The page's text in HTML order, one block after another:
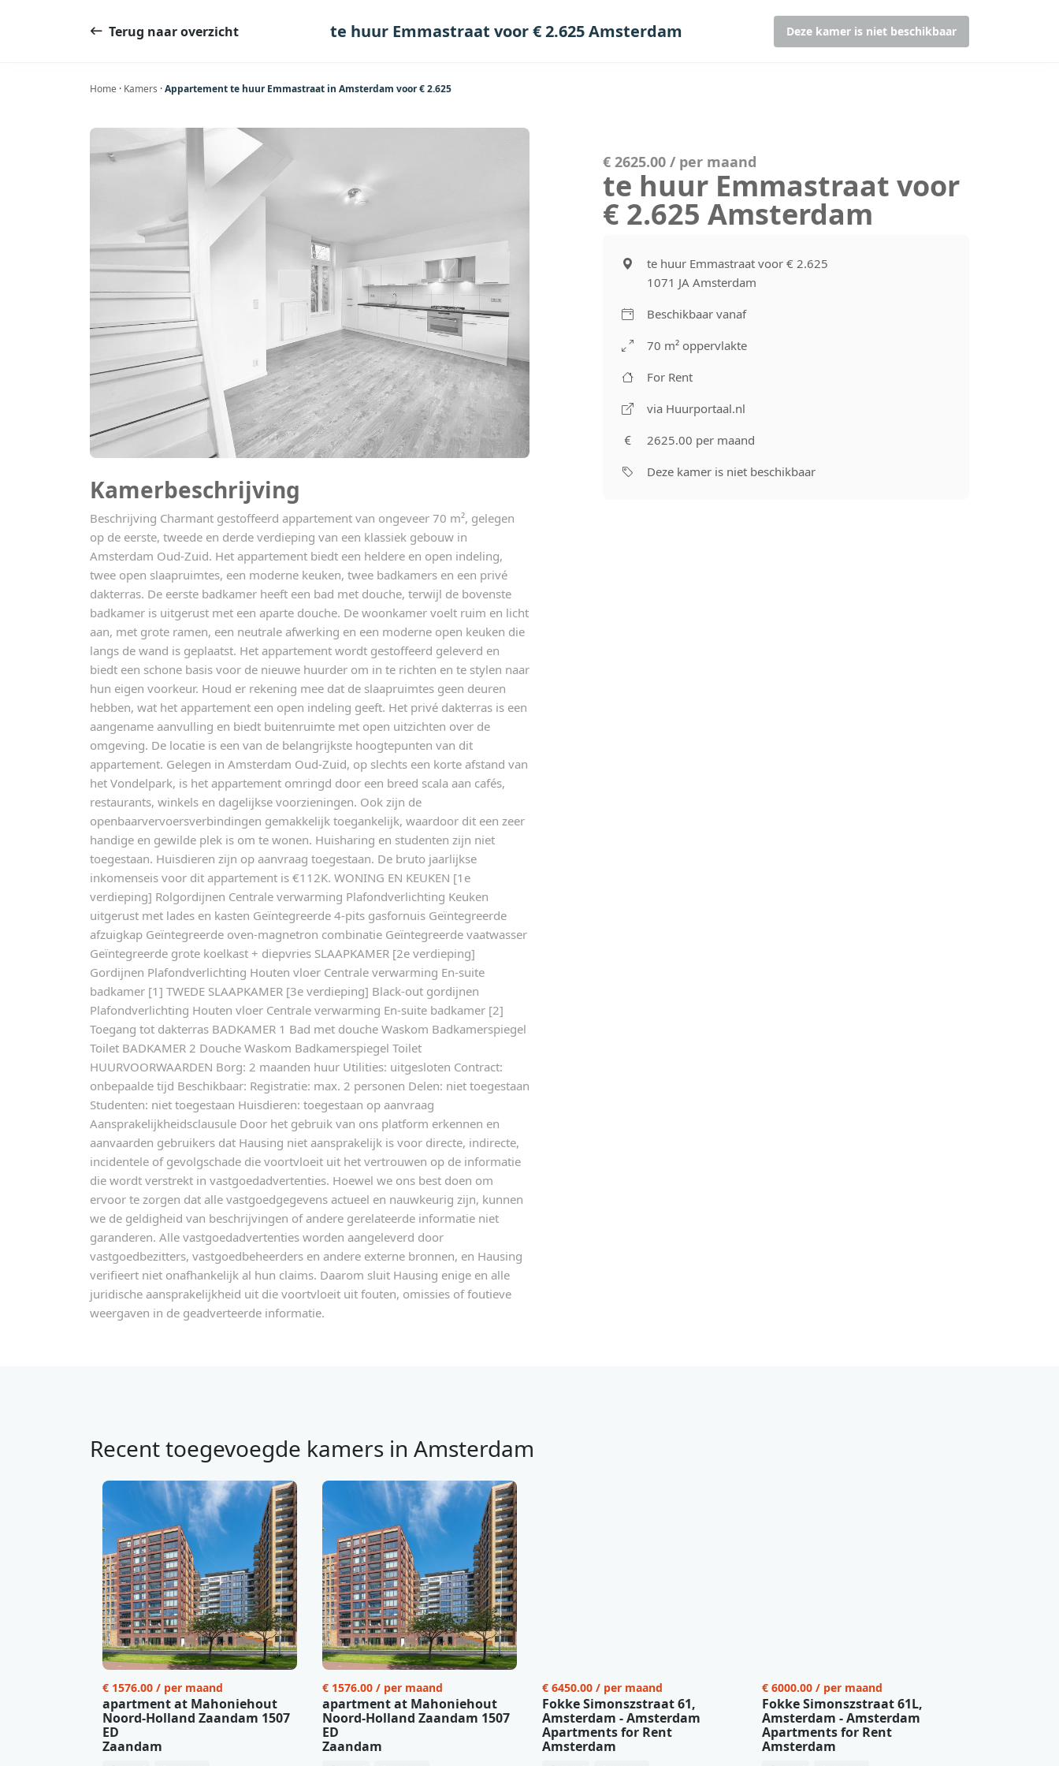
Terug naar overzicht te huur Emmastraat voor € 2.625 Amsterdam Deze kamer is niet beschikbaar
Home · Kamers ·Appartement te huur Emmastraat in Amsterdam voor € 2.625
Kamerbeschrijving
Beschrijving Charmant gestoffeerd appartement van ongeveer 70 m², gelegen
op de eerste, tweede en derde verdieping van een klassiek gebouw in
Amsterdam Oud-Zuid. Het appartement biedt een heldere en open indeling,
twee open slaapruimtes, een moderne keuken, twee badkamers en een privé
dakterras. De eerste badkamer heeft een bad met douche, terwijl de bovenste
badkamer is uitgerust met een aparte douche. De woonkamer voelt ruim en licht
aan, met grote ramen, een neutrale afwerking en een moderne open keuken die
langs de wand is geplaatst. Het appartement wordt gestoffeerd geleverd en
biedt een schone basis voor de nieuwe huurder om in te richten en te stylen naar
hun eigen voorkeur. Houd er rekening mee dat de slaapruimtes geen deuren
hebben, wat het appartement een open indeling geeft. Het privé dakterras is een
aangename aanvulling en biedt buitenruimte met open uitzichten over de
omgeving. De locatie is een van de belangrijkste hoogtepunten van dit
appartement. Gelegen in Amsterdam Oud-Zuid, op slechts een korte afstand van
het Vondelpark, is het appartement omringd door een breed scala aan cafés,
restaurants, winkels en dagelijkse voorzieningen. Ook zijn de
openbaarvervoersverbindingen gemakkelijk toegankelijk, waardoor dit een zeer
handige en gewilde plek is om te wonen. Huisharing en studenten zijn niet
toegestaan. Huisdieren zijn op aanvraag toegestaan. De bruto jaarlijkse
inkomenseis voor dit appartement is €112K. WONING EN KEUKEN [1e
verdieping] Rolgordijnen Centrale verwarming Plafondverlichting Keuken
uitgerust met lades en kasten Geïntegreerde 4-pits gasfornuis Geïntegreerde
afzuigkap Geïntegreerde oven-magnetron combinatie Geïntegreerde vaatwasser
Geïntegreerde grote koelkast + diepvries SLAAPKAMER [2e verdieping]
Gordijnen Plafondverlichting Houten vloer Centrale verwarming En-suite
badkamer [1] TWEDE SLAAPKAMER [3e verdieping] Black-out gordijnen
Plafondverlichting Houten vloer Centrale verwarming En-suite badkamer [2]
Toegang tot dakterras BADKAMER 1 Bad met douche Waskom Badkamerspiegel
Toilet BADKAMER 2 Douche Waskom Badkamerspiegel Toilet
HUURVOORWAARDEN Borg: 2 maanden huur Utilities: uitgesloten Contract:
onbepaalde tijd Beschikbaar: Registratie: max. 2 personen Delen: niet toegestaan
Studenten: niet toegestaan Huisdieren: toegestaan op aanvraag
Aansprakelijkheidsclausule Door het gebruik van ons platform erkennen en
aanvaarden gebruikers dat Hausing niet aansprakelijk is voor directe, indirecte,
incidentele of gevolgschade die voortvloeit uit het vertrouwen op de informatie
die wordt verstrekt in vastgoedadvertenties. Hoewel we ons best doen om
ervoor te zorgen dat alle vastgoedgegevens actueel en nauwkeurig zijn, kunnen
we de geldigheid van beschrijvingen of andere gerelateerde informatie niet
garanderen. Alle vastgoedadvertenties worden aangeleverd door
vastgoedbezitters, vastgoedbeheerders en andere externe bronnen, en Hausing
verifieert niet onafhankelijk al hun claims. Daarom sluit Hausing enige en alle
juridische aansprakelijkheid uit die voortvloeit uit fouten, omissies of foutieve
weergaven in de geadverteerde informatie.
€ 2625.00 / per maand
te huur Emmastraat voor
€ 2.625 Amsterdam
te huur Emmastraat voor € 2.625
1071 JA Amsterdam
Beschikbaar vanaf
70 m² oppervlakte
For Rent
via Huurportaal.nl
2625.00 per maand
Deze kamer is niet beschikbaar
Recent toegevoegde kamers in Amsterdam
€ 1576.00 / per maand
apartment at Mahoniehout
Noord-Holland Zaandam 1507
ED
Zaandam
€ 1576.00 / per maand
apartment at Mahoniehout
Noord-Holland Zaandam 1507
ED
Zaandam
€ 6450.00 / per maand
Fokke Simonszstraat 61,
Amsterdam - Amsterdam
Apartments for Rent
Amsterdam
€ 6000.00 / per maand
Fokke Simonszstraat 61L,
Amsterdam - Amsterdam
Apartments for Rent
Amsterdam